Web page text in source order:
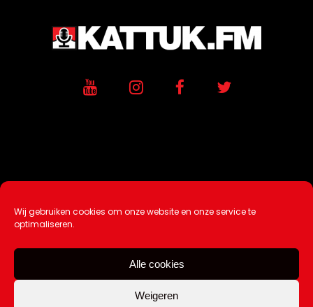
Wij gebruiken cookies om onze website en onze service te
optimaliseren.
Alle cookies
Weigeren
Ontwikkeling / Hosting doorAtSea
Over Ons |Tip de redactie
Contact